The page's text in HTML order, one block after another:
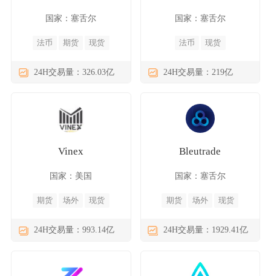
国家：塞舌尔
法币 期货 现货
24H交易量：326.03亿
国家：塞舌尔
法币 现货
24H交易量：219亿
Vinex
国家：美国
期货 场外 现货
24H交易量：993.14亿
Bleutrade
国家：塞舌尔
期货 场外 现货
24H交易量：1929.41亿